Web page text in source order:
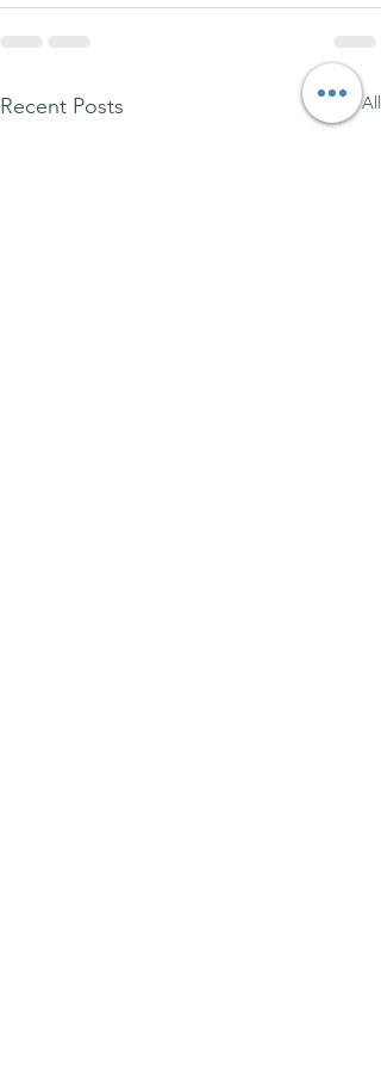
Recent Posts See All